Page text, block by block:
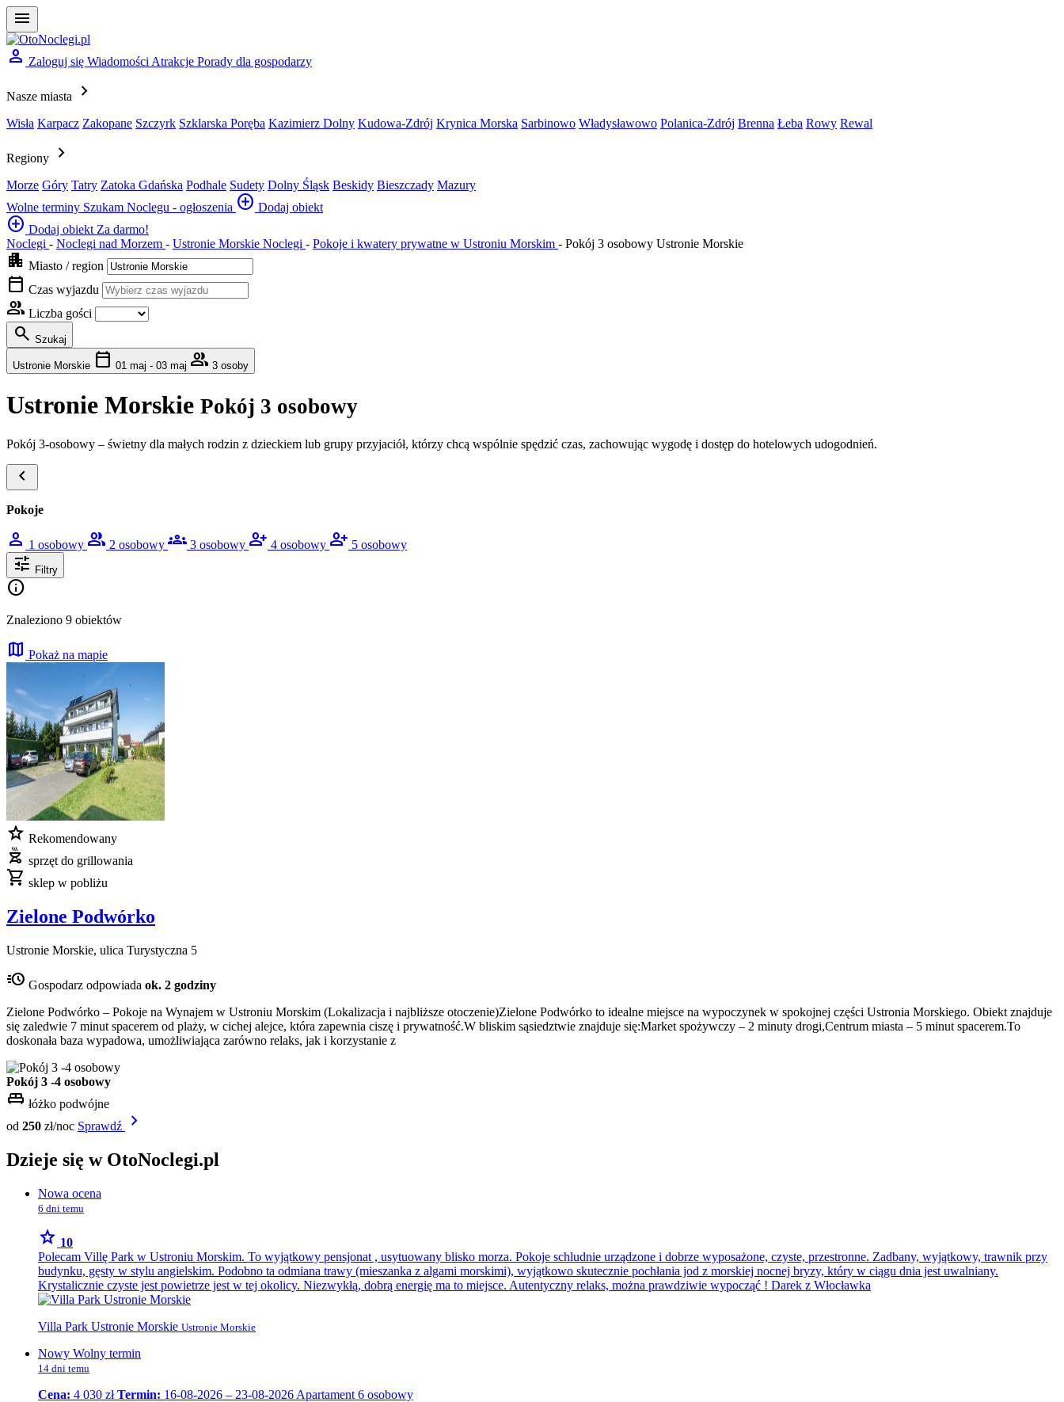
menu
person Zaloguj się Wiadomości Atrakcje Porady dla gospodarzy
Nasze miasta chevron_right
Wisła Karpacz Zakopane Szczyrk Szklarska Poręba Kazimierz Dolny Kudowa-Zdrój Krynica Morska Sarbinowo Władysławowo Polanica-Zdrój Brenna Łeba Rowy Rewal
Regiony chevron_right
Morze Góry Tatry Zatoka Gdańska Podhale Sudety Dolny Śląsk Beskidy Bieszczady Mazury
Wolne terminy Szukam Noclegu - ogłoszenia add_circle Dodaj obiekt
add_circle Dodaj obiekt Za darmo!
Noclegi - Noclegi nad Morzem - Ustronie Morskie Noclegi - Pokoje i kwatery prywatne w Ustroniu Morskim - Pokój 3 osobowy Ustronie Morskie
apartment Miasto / region
calendar_today Czas wyjazdu
group Liczba gości
search Szukaj
Ustronie Morskie calendar_today 01 maj - 03 maj group 3 osoby
Ustronie Morskie Pokój 3 osobowy
Pokój 3-osobowy – świetny dla małych rodzin z dzieckiem lub grupy przyjaciół, którzy chcą wspólnie spędzić czas, zachowując wygodę i dostęp do hotelowych udogodnień.
chevron_left
Pokoje
person 1 osobowy group 2 osobowy groups 3 osobowy person_add 4 osobowy person_add 5 osobowy
tune Filtry
info
Znaleziono 9 obiektów
map Pokaż na mapie
star Rekomendowany
outdoor_grill sprzęt do grillowania
shopping_cart sklep w pobliżu
Zielone Podwórko
Ustronie Morskie, ulica Turystyczna 5
acute Gospodarz odpowiada ok. 2 godziny
Zielone Podwórko – Pokoje na Wynajem w Ustroniu Morskim (Lokalizacja i najbliższe otoczenie)Zielone Podwórko to idealne miejsce na wypoczynek w spokojnej części Ustronia Morskiego. Obiekt znajduje
się zaledwie 7 minut spacerem od plaży, w cichej alejce, która zapewnia ciszę i prywatność.W bliskim sąsiedztwie znajduje się:Market spożywczy – 2 minuty drogi,Centrum miasta – 5 minut spacerem.To
doskonała baza wypadowa, umożliwiająca zarówno relaks, jak i korzystanie z
Pokój 3 -4 osobowy
king_bed łóżko podwójne
od 250 zł/noc Sprawdź chevron_right
Dzieje się w OtoNoclegi.pl
Nowa ocena
6 dni temu
star 10
Polecam Villę Park w Ustroniu Morskim. To wyjątkowy pensjonat , usytuowany blisko morza. Pokoje schludnie urządzone i dobrze wyposażone, czyste, przestronne. Zadbany, wyjątkowy, trawnik przy
budynku, gęsty w stylu angielskim. Podobno ta odmiana trawy (mieszanka z algami morskimi), wyjątkowo skutecznie pochłania jod z morskiej nocnej bryzy, który w ciągu dnia jest uwalniany.
Krystalicznie czyste jest powietrze jest w tej okolicy. Niezwykłą, dobrą energię ma to miejsce. Autentyczny relaks, można prawdziwie wypocząć ! Darek z Włocławka
Villa Park Ustronie Morskie Ustronie Morskie
Nowy Wolny termin
14 dni temu
Cena: 4 030 złTermin: 16-08-2026 – 23-08-2026 Apartament 6 osobowy